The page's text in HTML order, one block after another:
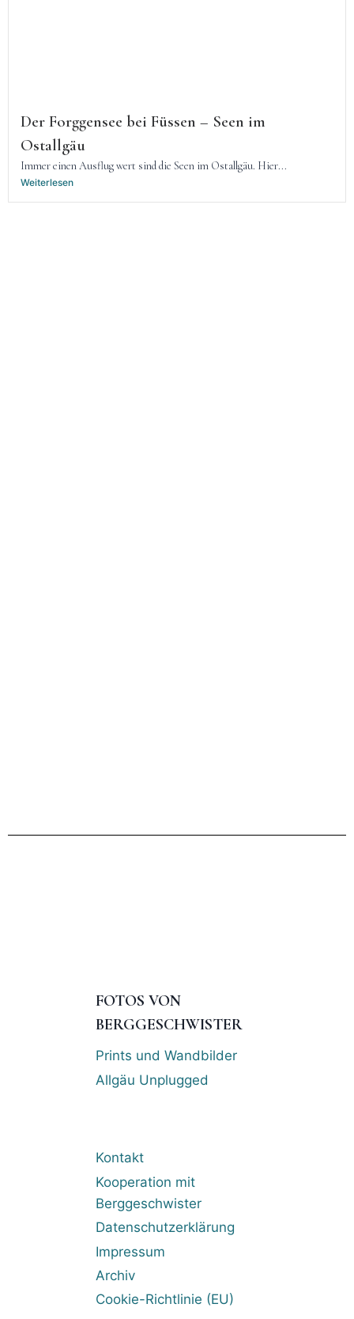
Der Forggensee bei Füssen – Seen im
Ostallgäu
Immer einen Ausflug wert sind die Seen im Ostallgäu. Hier...
Weiterlesen
FOTOS VON
BERGGESCHWISTER
Prints und Wandbilder
Allgäu Unplugged
Kontakt
Kooperation mit
Berggeschwister
Datenschutzerklärung
Impressum
Archiv
Cookie-Richtlinie (EU)